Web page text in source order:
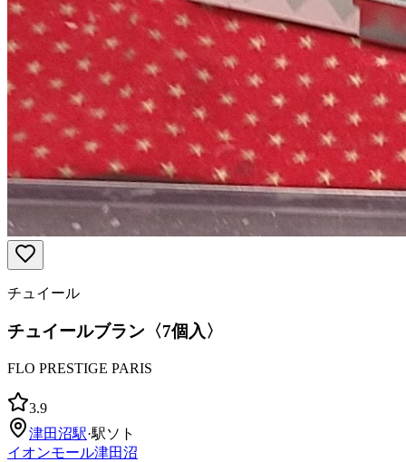
チュイール
チュイールブラン〈7個入〉
FLO PRESTIGE PARIS
3.9
津田沼駅·駅ソト
イオンモール津田沼